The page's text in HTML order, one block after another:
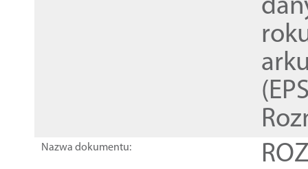
Nazwa dokumentu: